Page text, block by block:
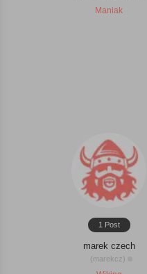
Maniak
1 Post
marek czech
(marekcz)